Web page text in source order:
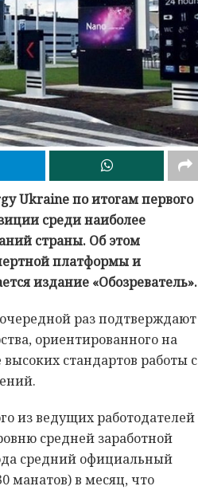
Ukraine по итогам первого
среди наиболее
страны. Об этом
платформы и
издание «Обозреватель».
раз подтверждают
ориентированного на
стандартов работы с
из ведущих работодателей
средней заработной
средний официальный
манатов) в месяц, что